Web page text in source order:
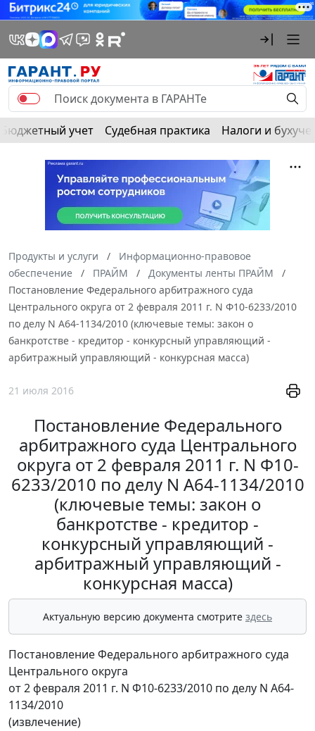
Бюджетный учет Судебная практика Налоги и
Продукты и услуги
Информационно-правовое
обеспечение
ПРАЙМ
Документы ленты ПРАЙМ
Постановление Федерального арбитражного суда
Центрального округа от 2 февраля 2011 г. N Ф10-6233/2010
по делу N А64-1134/2010 (ключевые темы: закон о
банкротстве - кредитор - конкурсный управляющий -
арбитражный управляющий - конкурсная масса)
21 июля 2016
Постановление Федерального
арбитражного суда Центрального
округа от 2 февраля 2011 г. N Ф10-
6233/2010 по делу N А64-1134/2010
(ключевые темы: закон о
банкротстве - кредитор -
конкурсный управляющий -
арбитражный управляющий -
конкурсная масса)
Актуальную версию документа смотрите здесь
Постановление Федерального арбитражного суда
Центрального округа
от 2 февраля 2011 г. N Ф10-6233/2010 по делу N А64-
1134/2010
(извлечение)